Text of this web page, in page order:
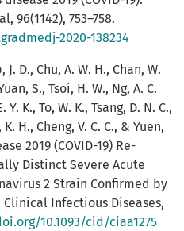
96(1142), 753–758.
2020-138234
J. D., Chu, A. W. H., Chan, W.
S., Tsoi, H. W., Ng, A. C.
Y. K., To, W. K., Tsang, D. N. C.,
H., Cheng, V. C. C., & Yuen,
2019 (COVID-19) Re-
Distinct Severe Acute
2 Strain Confirmed by
Infectious Diseases,
10.1093/cid/ciaa1275